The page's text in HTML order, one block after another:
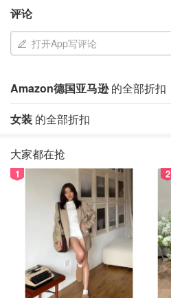
评论
打开App写评论
Amazon德国亚马逊的全部折扣
女装 的全部折扣
大家都在抢
1 2